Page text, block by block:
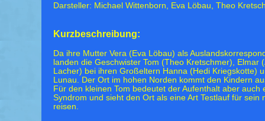
Darsteller: Michael Wittenborn, Eva Löbau, Theo
Kurzbeschreibung:
Da ihre Mutter Vera (Eva Löbau) als
landen die Geschwister Tom (Theo Kretschmer), Elmar
Lacher) bei ihren Großeltern Hanna (Hedi Kriegskotte)
Lunau. Der Ort im hohen Norden kommt den Kindern
Für den kleinen Tom bedeutet der Aufenthalt aber
Syndrom und sieht den Ort als eine Art Testlauf für
reisen.